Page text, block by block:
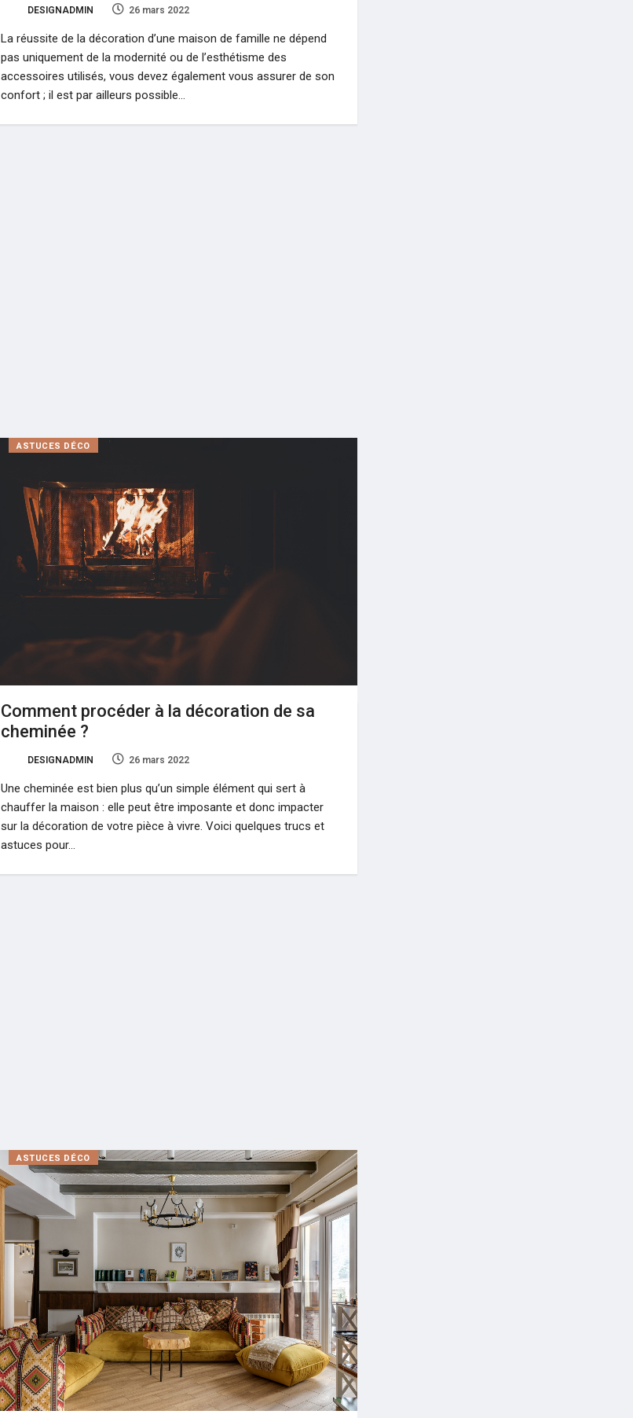
DESIGNADMIN 26 mars 2022
La réussite de la décoration d’une maison de famille ne dépend
pas uniquement de la modernité ou de l’esthétisme des
accessoires utilisés, vous devez également vous assurer de son
confort ; il est par ailleurs possible…
ASTUCES DÉCO
Comment procéder à la décoration de sa
cheminée ?
DESIGNADMIN 26 mars 2022
Une cheminée est bien plus qu’un simple élément qui sert à
chauffer la maison : elle peut être imposante et donc impacter
sur la décoration de votre pièce à vivre. Voici quelques trucs et
astuces pour…
ASTUCES DÉCO